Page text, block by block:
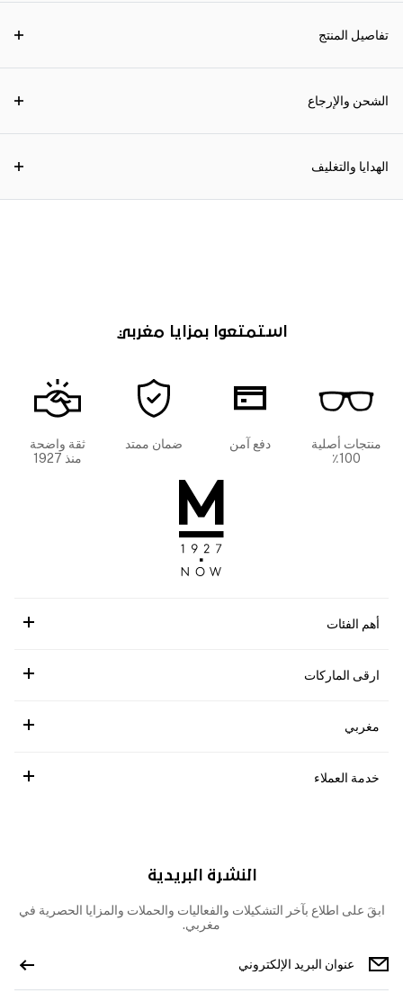
تفاصيل المنتج
الشحن والإرجاع
الهدايا والتغليف
استمتعوا بمزايا مغربي
منتجات أصلية
100٪
دفع آمن ضمان ممتد
ثقة واضحة
منذ 1927
أهم الفئات
ارقى الماركات
مغربي
خدمة العملاء
النشرة البريدية
ابقَ على اطلاع بآخر التشكيلات والفعاليات والحملات والمزايا الحصرية في
مغربي.